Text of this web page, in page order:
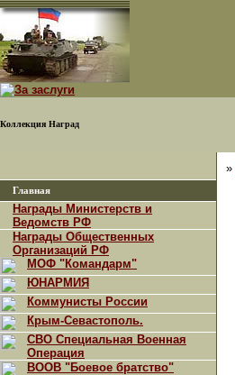
Коллекция Наград
Главная
Награды Министерств и
Ведомств РФ
Награды Общественных
Организаций РФ
МОФ "Командарм"
ЮНАРМИЯ
Коммунисты России
Крым-Севастополь.
СВО Специальная Военная
Операция
ВООВ "Боевое братство"
»